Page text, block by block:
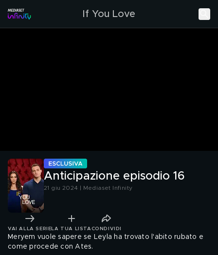
If You Love
Anticipazione episodio 16
21 giu 2024 | Mediaset Infinity
VAI ALLA SERIE LA TUA LISTA CONDIVIDI
Meryem vuole sapere se Leyla ha trovato l'abito rubato e
come procede con Ates.